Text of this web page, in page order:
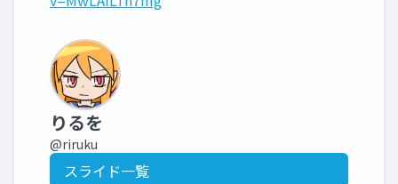
りるを
@riruku
スライド一覧